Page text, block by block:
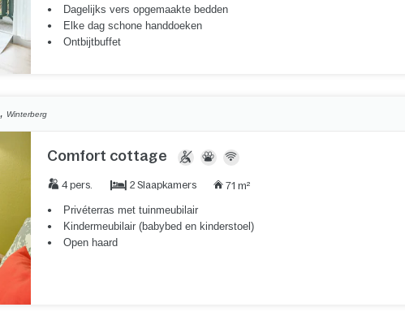
Dagelijks vers opgemaakte bedden
Elke dag schone handdoeken
Ontbijtbuffet
, Winterberg
Comfort cottage
4 pers. 2 Slaapkamers 71 m²
Privéterras met tuinmeubilair
Kindermeubilair (babybed en kinderstoel)
Open haard